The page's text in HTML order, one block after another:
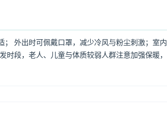
外出时可佩戴口罩，减少冷风与粉尘刺激；室内
段，老人、儿童与体质较弱人群注意加强保暖，